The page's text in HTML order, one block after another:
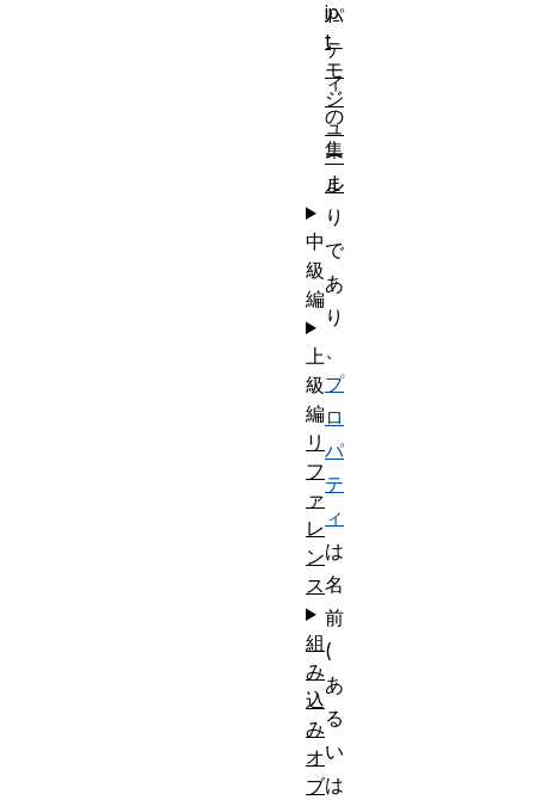
パ
テ
ィ
の
集
ま
り
で
あ
り
プ
ロ
パ
テ
ィ
は
名
前
(
あ
る
い
は
ip
t
モ
ジ
ュ
ー
ル
中
級
編
上
級
編
リ
フ
ァ
レ
ン
ス
組
み
込
み
オ
ブ